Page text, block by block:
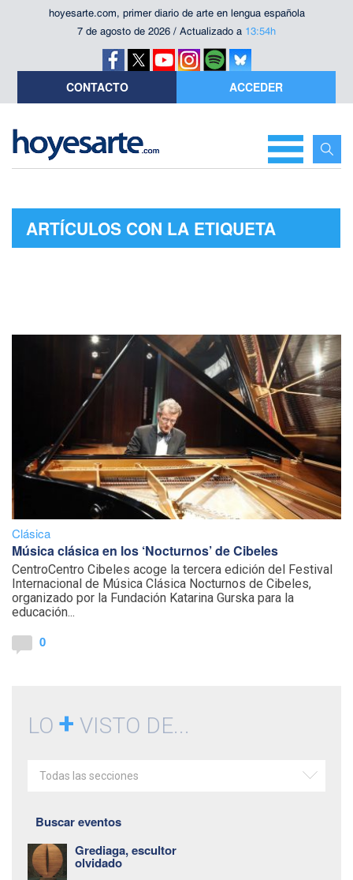
hoyesarte.com, primer diario de arte en lengua española
7 de agosto de 2026 / Actualizado a 13:54h
CONTACTO ACCEDER
ARTÍCULOS CON LA ETIQUETA
Clásica
Música clásica en los ‘Nocturnos’ de Cibeles
CentroCentro Cibeles acoge la tercera edición del Festival
Internacional de Música Clásica Nocturnos de Cibeles,
organizado por la Fundación Katarina Gurska para la
educación...
0
LO + VISTO DE...
Todas las secciones
Buscar eventos
Grediaga, escultor
olvidado